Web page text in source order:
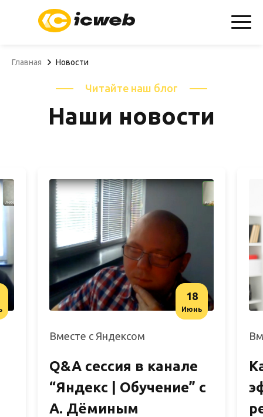
+7(904)607-01-69
Главная Новости
Читайте наш блог
Наши новости
Вместе с Яндексом
Q&A сессия в канале
“Яндекс | Обучение” с
А. Дёминым
18
Июнь